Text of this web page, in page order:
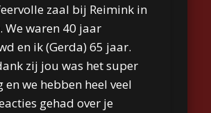
zaal bij Reimink in
We waren 40 jaar
en ik (Gerda) 65 jaar.
zij jou was het super
en we hebben heel veel
gehad over je